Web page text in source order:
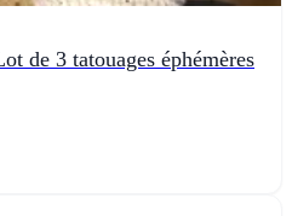
de 3 tatouages éphémères